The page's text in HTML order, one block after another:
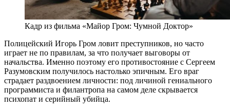
Кадр из фильма «Майор Гром: Чумной Доктор»
Полицейский Игорь Гром ловит преступников, но часто
играет не по правилам, за что получает выговоры от
начальства. Именно поэтому его противостояние с Сергеем
Разумовским получилось настолько эпичным. Его враг
страдает раздвоением личности: под личиной гениального
программиста и филантропа на самом деле скрывается
психопат и серийный убийца.